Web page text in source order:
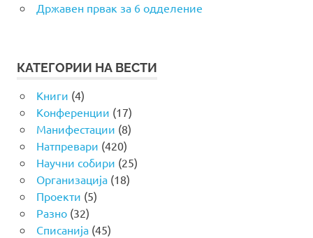
Државен првак за 6 одделение
КАТЕГОРИИ НА ВЕСТИ
Книги (4)
Конференции (17)
Манифестации (8)
Натпревари (420)
Научни собири (25)
Организација(18)
Проекти (5)
Разно(32)
Списанија(45)